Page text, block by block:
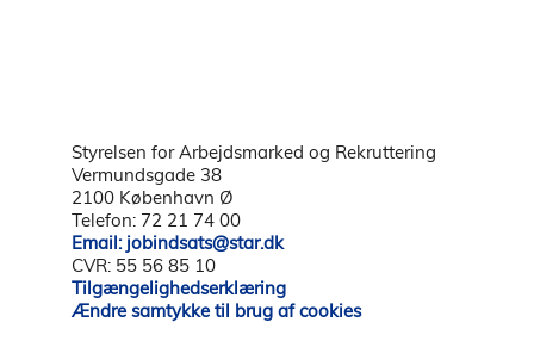
Styrelsen for Arbejdsmarked og Rekruttering
Vermundsgade 38
2100 København Ø
Telefon: 72 21 74 00
Email: jobindsats@star.dk
CVR: 55 56 85 10
Tilgængelighedserklæring
Ændre samtykke til brug af cookies